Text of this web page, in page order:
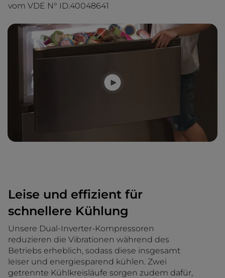
vom VDE N° ID.40048641
Leise und effizient für
schnellere Kühlung
Unsere Dual-Inverter-Kompressoren
reduzieren die Vibrationen während des
Betriebs erheblich, sodass diese insgesamt
leiser und energiesparend kühlen. Zwei
getrennte Kühlkreisläufe sorgen zudem dafür,